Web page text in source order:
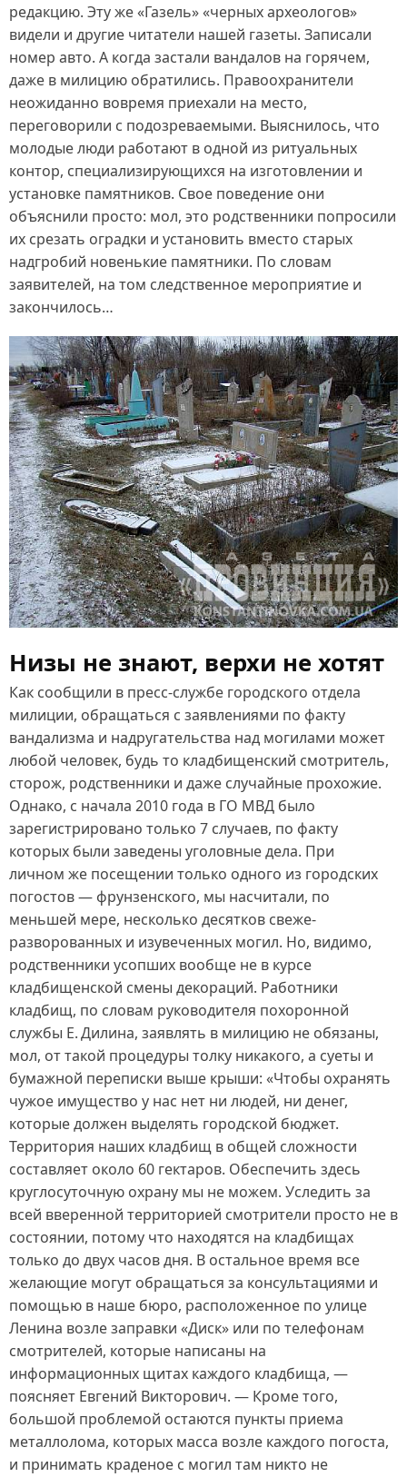
редакцию. Эту же «Газель» «черных археологов»
видели и другие читатели нашей газеты. Записали
номер авто. А когда застали вандалов на горячем,
даже в милицию обратились. Правоохранители
неожиданно вовремя приехали на место,
переговорили с подозреваемыми. Выяснилось, что
молодые люди работают в одной из ритуальных
контор, специализирующихся на изготовлении и
установке памятников. Свое поведение они
объяснили просто: мол, это родственники попросили
их срезать оградки и установить вместо старых
надгробий новенькие памятники. По словам
заявителей, на том следственное мероприятие и
закончилось…
Низы не знают, верхи не хотят
Как сообщили в пресс‑службе городского отдела
милиции, обращаться с заявлениями по факту
вандализма и надругательства над могилами может
любой человек, будь то кладбищенский смотритель,
сторож, родственники и даже случайные прохожие.
Однако, с начала 2010 года в ГО МВД было
зарегистрировано только 7 случаев, по факту
которых были заведены уголовные дела. При
личном же посещении только одного из городских
погостов — фрунзенского, мы насчитали, по
меньшей мере, несколько десятков свеже-
разворованных и изувеченных могил. Но, видимо,
родственники усопших вообще не в курсе
кладбищенской смены декораций. Работники
кладбищ, по словам руководителя похоронной
службы Е. Дилина, заявлять в милицию не обязаны,
мол, от такой процедуры толку никакого, а суеты и
бумажной переписки выше крыши: «Чтобы охранять
чужое имущество у нас нет ни людей, ни денег,
которые должен выделять городской бюджет.
Территория наших кладбищ в общей сложности
составляет около 60 гектаров. Обеспечить здесь
круглосуточную охрану мы не можем. Уследить за
всей вверенной территорией смотрители просто не в
состоянии, потому что находятся на кладбищах
только до двух часов дня. В остальное время все
желающие могут обращаться за консультациями и
помощью в наше бюро, расположенное по улице
Ленина возле заправки «Диск» или по телефонам
смотрителей, которые написаны на
информационных щитах каждого кладбища, —
поясняет Евгений Викторович. — Кроме того,
большой проблемой остаются пункты приема
металлолома, которых масса возле каждого погоста,
и принимать краденое с могил там никто не